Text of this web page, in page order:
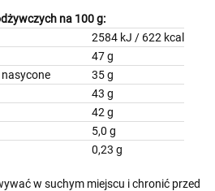
na 100 g:
2584 kJ / 622 kcal
47 g
nasycone 35 g
43 g
42 g
5,0 g
0,23 g
w suchym miejscu i chronić przed